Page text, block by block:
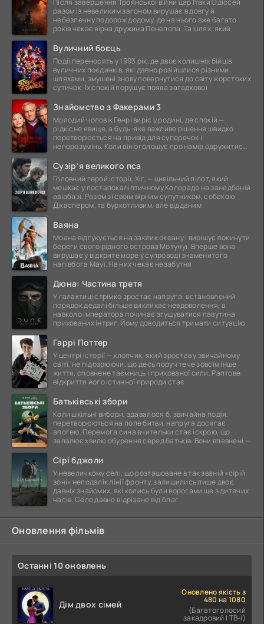
разом із невеликим загоном вирушає в довгу й
небезпечну подорож додому, де на нього вже багато
років чекає вірна дружина Пенелопа. Та шлях, який
Вуличний боєць
Події переносять у 1993 рік, де двоє колишніх бійців
вуличних поєдинків, які давно розійшлися різними
шляхами, змушені знову повернутися до світу жорстоких
сутичок. Їх спокій порушує поява загадкової
Знайомство з Факерами 3
Молодий чоловік Генрі виріс у родині, де спокій —
рідкісне явище, а будь-яке важливе рішення швидко
перетворюється на привід для суперечок і
непорозумінь. Коли він оголошує про намір одружитися,
Сузір’я великого пса
Головний герой історії, Хіг, — цивільний пілот, який
мешкає у постапокаліптичному Колорадо на занедбаній
авіабазі. Разом зі своїм вірним супутником, собакою
Джаспером, та буркотливим, але відданим
Ваяна
Моана відгукується на заклик океану і вирішує покинути
береги свого рідного острова Мотунуї. Вперше вона
вирушає у відкрите море у супроводі знаменитого
напівбога Мауї. На них чекає незабутня
Дюна: Частина третя
У галактиці стрімко зростає напруга: встановлений
порядок дедалі більше викликає невдоволення, а
навколо імператора починає згущуватися павутина
прихованих інтриг. Йому доводиться тримати ситуацію
Гаррі Поттер
У центрі історії — хлопчик, який зростав у звичайному
світі, не підозрюючи, що десь поруч тече зовсім інше
життя, сповнене таємниць і прихованої сили. Раптове
відкриття його істинної природи стає
Батьківські збори
Коли шкільні вибори, здавалося б, звичайна подія,
перетворюються на поле битви, напруга досягає
апогею. Перемога сина вчительки стає іскрою, що
запалює хвилю обурення серед батьків. Вони впевнені —
Сірі бджоли
У невеличкому селі, що розташоване в так званій «сірій
зоні» неподалік лінії фронту, залишились лише двоє
давніх знайомих, які колись були ворогами ще з дитячих
часів. Село давно відрізане від благ
Оновлення фільмів
Останні 10 оновлень
Дім двох сімей
Оновлено якість з
480 на 1080
(Багатоголосий
закадровий | ТВ-І)